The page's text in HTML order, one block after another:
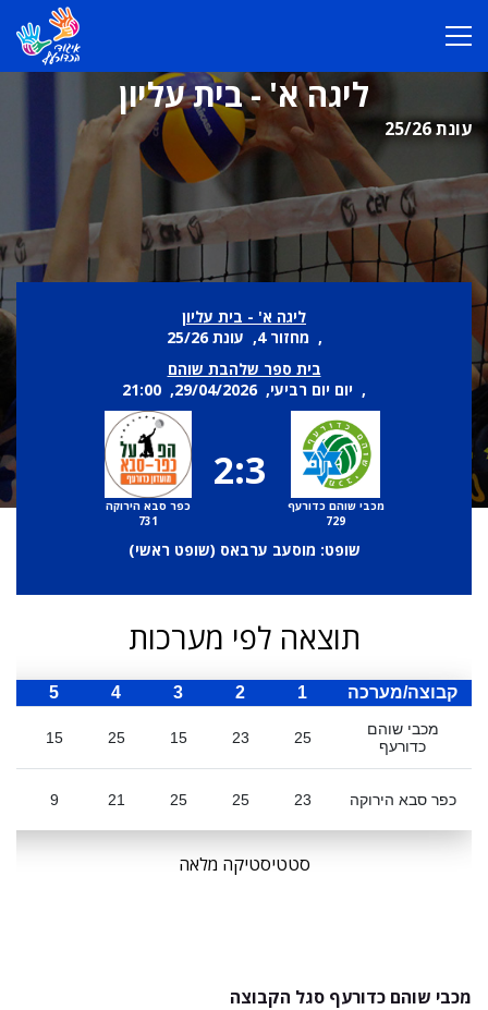
ליגה א' - בית עליון
עונת 25/26
ליגה א' - בית עליון
, מחזור 4, עונת 25/26
בית ספר שלהבת שוהם
, יום יום רביעי, 29/04/2026, 21:00
מכבי שוהם כדורעף
729
2:3
כפר סבא הירוקה
731
שופט: מוסעב ערבאס (שופט ראשי)
תוצאה לפי מערכות
קבוצה/מערכה 1
2
3
4
5
מכבי שוהם
כדורעף
25
23
15
25
15
כפר סבא הירוקה 23
25
25
21
9
סטטיסטיקה מלאה
מכבי שוהם כדורעף סגל הקבוצה